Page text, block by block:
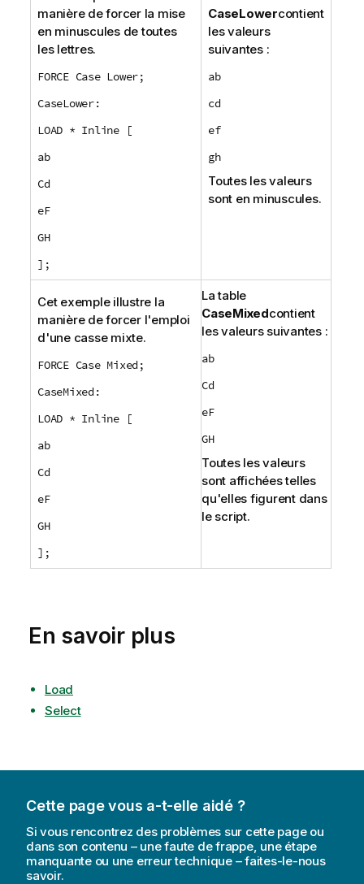
manière de forcer la mise
en minuscules de toutes
les lettres.
FORCE Case Lower;
CaseLower:
LOAD * Inline [
ab
Cd
eF
GH
];
CaseLowercontient
les valeurs
suivantes :
ab
cd
ef
gh
Toutes les valeurs
sont en minuscules.
Cet exemple illustre la
manière de forcer l'emploi
d'une casse mixte.
FORCE Case Mixed;
CaseMixed:
LOAD * Inline [
ab
Cd
eF
GH
];
La table
CaseMixedcontient
les valeurs suivantes :
ab
Cd
eF
GH
Toutes les valeurs
sont affichées telles
qu'elles figurent dans
le script.
En savoir plus
Load
Select
Cette page vous a-t-elle aidé ?
Si vous rencontrez des problèmes sur cette page ou
dans son contenu – une faute de frappe, une étape
manquante ou une erreur technique – faites-le-nous
savoir.